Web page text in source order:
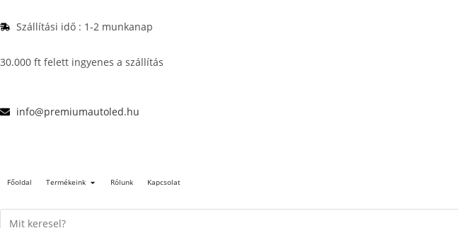
Szállítási idő : 1-2 munkanap
30.000 ft felett ingyenes a szállítás
info@premiumautoled.hu
Főoldal Termékeink Rólunk Kapcsolat